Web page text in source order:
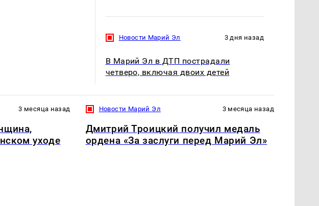
Новости Марий Эл 3 дня назад
В Марий Эл в ДТП пострадали
четверо, включая двоих детей
3 месяца назад
уходе
Новости Марий Эл 3 месяца назад
Дмитрий Троицкий получил медаль
ордена «За заслуги перед Марий Эл»